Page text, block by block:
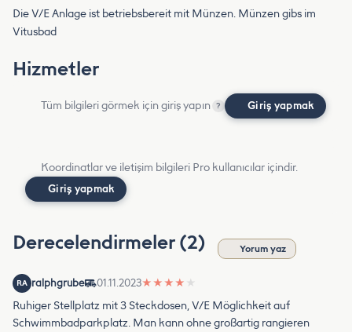
Die V/E Anlage ist betriebsbereit mit Münzen. Münzen gibs im
Vitusbad
Hizmetler
Tüm bilgileri görmek için giriş yapın ? Giriş yapmak
Koordinatlar ve iletişim bilgileri Pro kullanıcılar içindir.
Giriş yapmak
Derecelendirmeler (2) Yorum yaz
RA ralphgrube 01.11.2023★ ★ ★ ★ ★
Ruhiger Stellplatz mit 3 Steckdosen, V/E Möglichkeit auf
Schwimmbadparkplatz. Man kann ohne großartig rangieren